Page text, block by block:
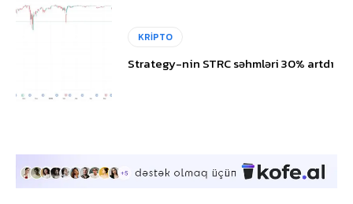
KRİPTO
Strategy-nin STRC səhmləri 30% artdı